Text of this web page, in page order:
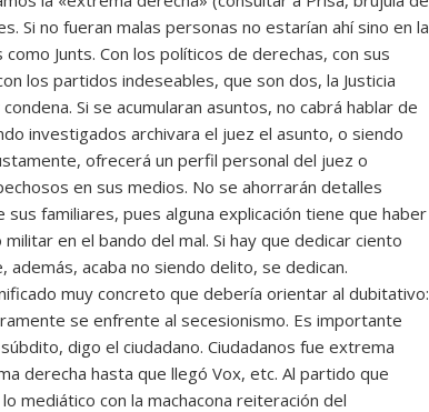
Si no fueran malas personas no estarían ahí sino en la
Junts. Con los políticos de derechas, con sus
los partidos indeseables, que son dos, la Justicia
Si se acumularan asuntos, no cabrá hablar de
investigados archivara el juez el asunto, o siendo
ofrecerá un perfil personal del juez o
en sus medios. No se ahorrarán detalles
familiares, pues alguna explicación tiene que haber
en el bando del mal. Si hay que dedicar ciento
acaba no siendo delito, se dedican.
muy concreto que debería orientar al dubitativo:
se enfrente al secesionismo. Es importante
digo el ciudadano. Ciudadanos fue extrema
derecha hasta que llegó Vox, etc. Al partido que
mediático con la machacona reiteración del